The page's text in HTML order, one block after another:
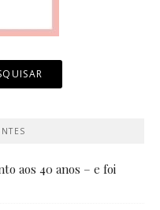
aos 40 anos – e foi